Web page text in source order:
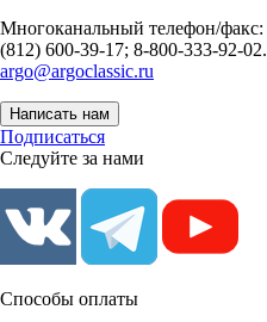
Многоканальный телефон/факс:
(812) 600-39-17; 8-800-333-92-02.
argo@argoclassic.ru
Написать нам
Подписаться
Следуйте за нами
Способы оплаты